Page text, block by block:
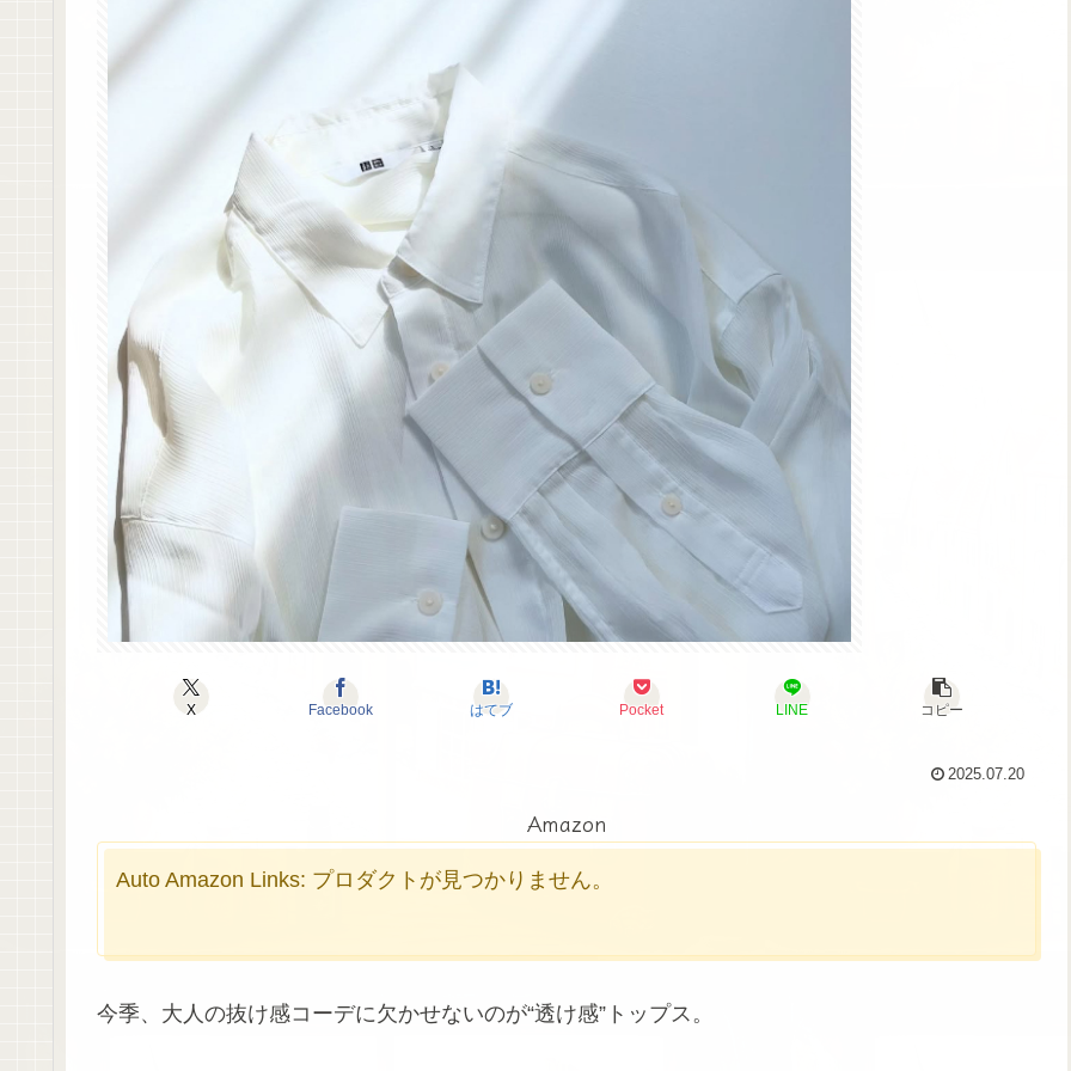
X Facebook はてブ Pocket LINE コピー
2025.07.20
Amazon
Auto Amazon Links: プロダクトが見つかりません。
今季、大人の抜け感コーデに欠かせないのが“透け感”トップス。